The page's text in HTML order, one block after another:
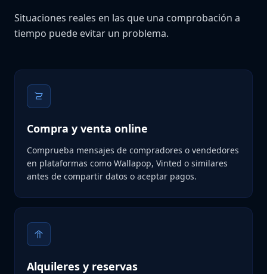
Situaciones reales en las que una comprobación a
tiempo puede evitar un problema.
Compra y venta online
Comprueba mensajes de compradores o vendedores
en plataformas como Wallapop, Vinted o similares
antes de compartir datos o aceptar pagos.
Alquileres y reservas